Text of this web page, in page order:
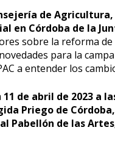
de
en Córdoba de la
sobre la reforma de
para la
a entender los
11 de abril de 2023 a
Priego de
Pabellón de las